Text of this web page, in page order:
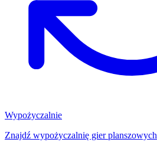
Wypożyczalnie
Znajdź wypożyczalnię gier planszowych